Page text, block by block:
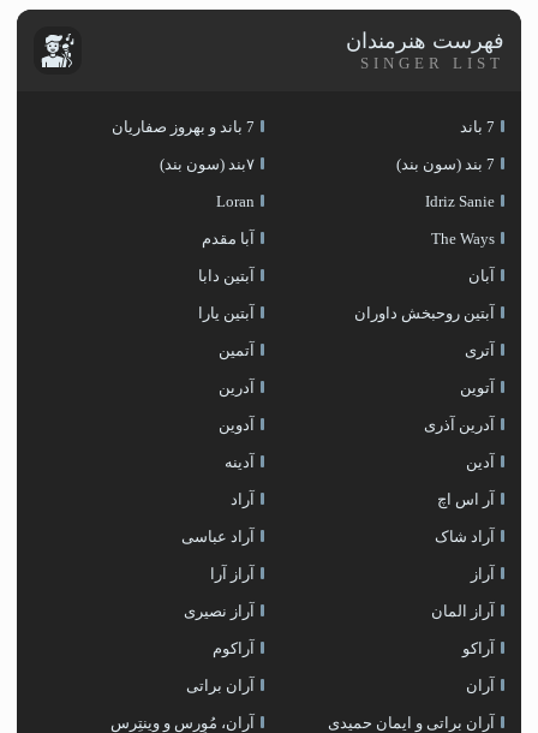
فهرست هنرمندان
SINGER LIST
7 باند 7 باند و بهروز صفاریان
7 بند (سون بند) ۷بند (سون بند)
Idriz Sanie
Loran
The Ways آبا مقدم
آبان آبتین دابا
آبتین روحبخش داوران آبتین یارا
آتری آتمین
آتوین آدرین
آدرین آذری آدوین
آدین آدینه
آر اس اچ آراد
آراد شاک آراد عباسی
آراز آراز آرا
آراز المان آراز نصیری
آراکو آراکوم
آران آران براتی
آران براتی و ایمان حمیدی آران، مُوِرس و وینتِرس